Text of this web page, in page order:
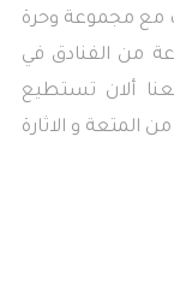
مع مجموعة وحرة
من الفنادق في
ألان تستطيع
المتعة و الاثارة